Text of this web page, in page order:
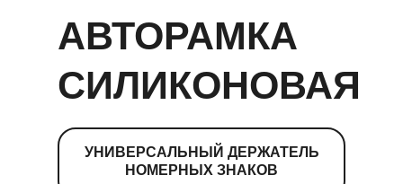
УНИВЕРСАЛЬНЫЙ ДЕРЖАТЕЛЬ
НОМЕРНЫХ ЗНАКОВ
АВТОРАМКА
СИЛИКОНОВАЯ